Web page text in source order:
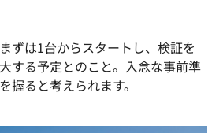
ずは1台からスタートし、検証を
する予定とのこと。入念な事前準
握ると考えられます。